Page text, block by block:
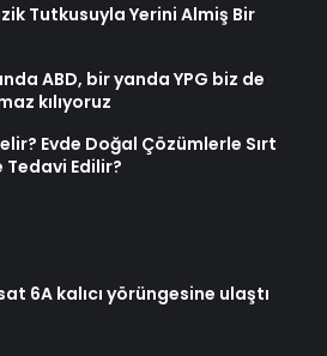
Tutkusuyla Yerini Almiş Bir
ABD, bir yanda YPG biz de
kılıyoruz
Evde Doğal Çözümlerle Sırt
Tedavi Edilir?
6A kalıcı yörüngesine ulaştı